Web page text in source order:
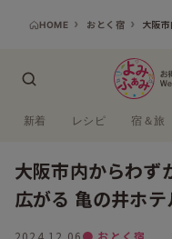
HOME おとく宿
新着 レシピ 宿＆旅
大阪市内からわず
広がる 亀の井ホ
2024.12.06● おとく宿